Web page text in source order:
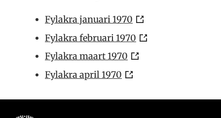
Fylakra januari 1970
Fylakra februari 1970
Fylakra maart 1970
Fylakra april 1970